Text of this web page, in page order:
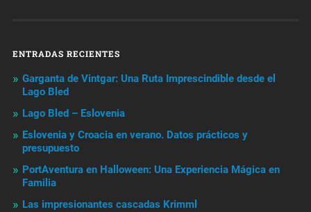
ENTRADAS RECIENTES
Garganta de Vintgar: Una Ruta Imprescindible desde el
Lago Bled
Lago Bled – Eslovenia
Eslovenia y Croacia en verano. Datos prácticos y
presupuesto
PortAventura en Halloween: Una Experiencia Mágica en
Familia
Las impresionantes cascadas Krimml